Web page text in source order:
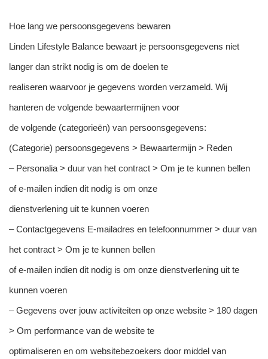
Hoe lang we persoonsgegevens bewaren
Linden Lifestyle Balance bewaart je persoonsgegevens niet
langer dan strikt nodig is om de doelen te
realiseren waarvoor je gegevens worden verzameld. Wij
hanteren de volgende bewaartermijnen voor
de volgende (categorieën) van persoonsgegevens:
(Categorie) persoonsgegevens > Bewaartermijn > Reden
– Personalia > duur van het contract > Om je te kunnen bellen
of e-mailen indien dit nodig is om onze
dienstverlening uit te kunnen voeren
– Contactgegevens E-mailadres en telefoonnummer > duur van
het contract > Om je te kunnen bellen
of e-mailen indien dit nodig is om onze dienstverlening uit te
kunnen voeren
– Gegevens over jouw activiteiten op onze website > 180 dagen
> Om performance van de website te
optimaliseren en om websitebezoekers door middel van